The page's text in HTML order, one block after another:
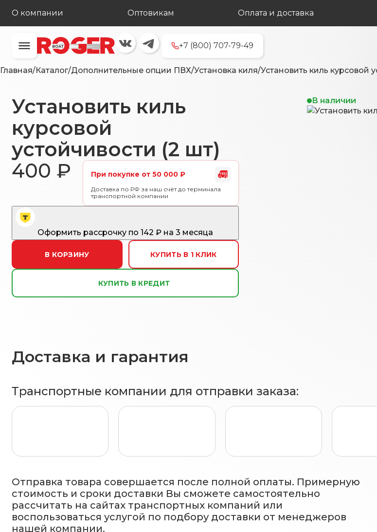
О компании Оптовикам Оплата и доставка
+7 (800) 707-79-49
Главная/Каталог/Дополнительные опции ПВХ/Установка киля/Установить киль курсовой
Установить киль
курсовой
устойчивости (2 шт)
400 ₽ При покупке от 50 000 ₽
Доставка по РФ за наш счёт до терминала
транспортной компании
Оформить рассрочку по 142 ₽ на 3 месяца
В КОРЗИНУ КУПИТЬ В 1 КЛИК
КУПИТЬ В КРЕДИТ
В наличии
Доставка и гарантия
Транспортные компании для отправки заказа:
Отправка товара совершается после полной оплаты. Примерную
стоимость и сроки доставки Вы сможете самостоятельно
рассчитать на сайтах транспортных компаний или
воспользоваться услугой по подбору доставки от менеджеров
нашей компании.